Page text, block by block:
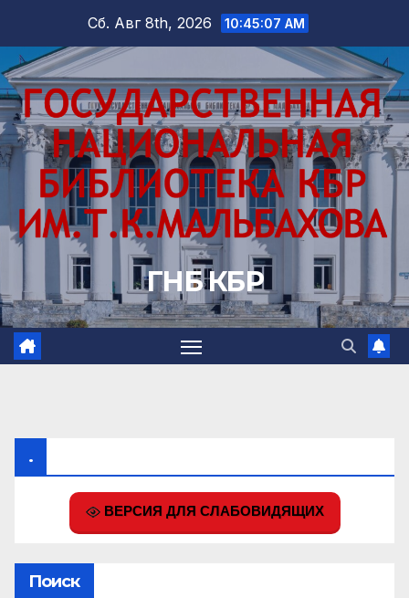
содержимому
Сб. Авг 8th, 2026 10:45:08 AM
ГНБ КБР
.
ВЕРСИЯ ДЛЯ СЛАБОВИДЯЩИХ
Поиск